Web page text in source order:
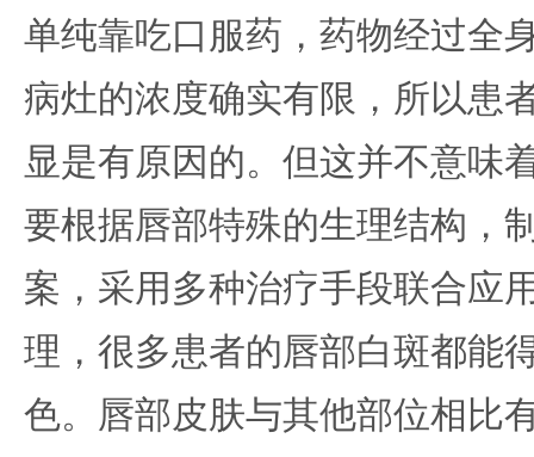
单纯靠吃口服药，药物经过全
病灶的浓度确实有限，所以患
显是有原因的。但这并不意味
要根据唇部特殊的生理结构，
案，采用多种治疗手段联合应
理，很多患者的唇部白斑都能
色。唇部皮肤与其他部位相比